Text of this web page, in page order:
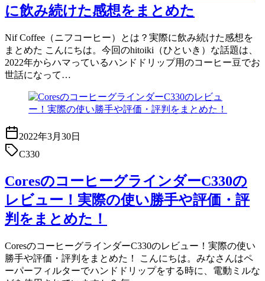
に飲み続けた感想をまとめた
Nif Coffee（ニフコーヒー）とは？実際に飲み続けた感想を
まとめた こんにちは。今回のhitoiki（ひといき）な話題は、
2022年からハマっているハンドドリップ用のコーヒー豆でお
世話になって…
2022年3月30日
C330
CoresのコーヒーグラインダーC330の
レビュー！実際の使い勝手や評価・評
判をまとめた！
CoresのコーヒーグラインダーC330のレビュー！実際の使い
勝手や評価・評判をまとめた！ こんにちは。みなさんはペ
ーパーフィルターでハンドドリップをする時に、電動ミルな